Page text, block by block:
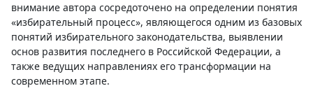
внимание автора сосредоточено на определении понятия
«избирательный процесс», являющегося одним из базовых
понятий избирательного законодательства, выявлении
основ развития последнего в Российской Федерации, а
также ведущих направлениях его трансформации на
современном этапе.